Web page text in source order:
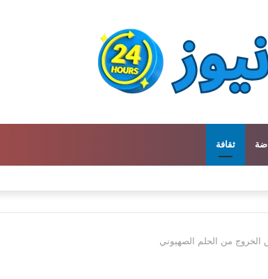
ثقافة
الذكاء الاصطناعي
الخروج من الحلم الصهيوني